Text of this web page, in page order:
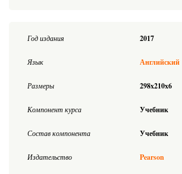
Год издания 2017
Язык Английский
Размеры 298x210x6
Компонент курса Учебник
Состав компонента Учебник
Издательство Pearson